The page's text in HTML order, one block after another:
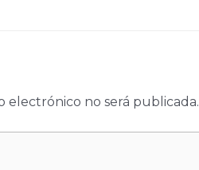
electrónico no será publicada.